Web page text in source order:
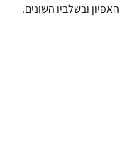
האפיון ובשלביו השונים.